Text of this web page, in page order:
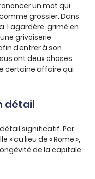
un mot qui
grossier. Dans
Lagardère, grimé en
grivoiserie
d’entrer à son
ont deux choses
certaine affaire qui
détail
significatif. Par
» au lieu de « Rome »,
de la capitale